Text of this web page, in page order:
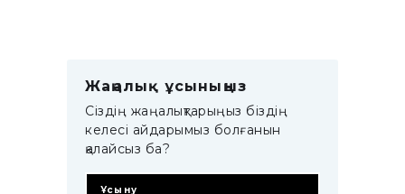
Жаңалық ұсыныңыз
Сіздің жаңалықтарыңыз біздің
келесі айдарымыз болғанын
қалайсыз ба?
Ұсыну